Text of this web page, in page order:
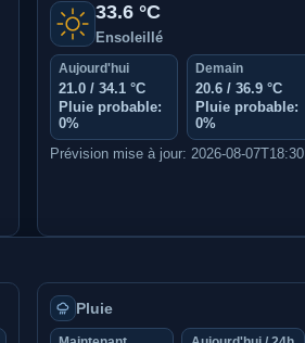
33.6 °C
Ensoleillé
Aujourd'hui
21.0 / 34.1 °C
Pluie probable:
0%
Demain
20.6 / 36.9 °C
Pluie probable:
0%
Prévision mise à jour: 2026-08-07T18:30
Pluie